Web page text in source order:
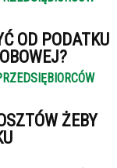
OD PODATKU
ŻEBY